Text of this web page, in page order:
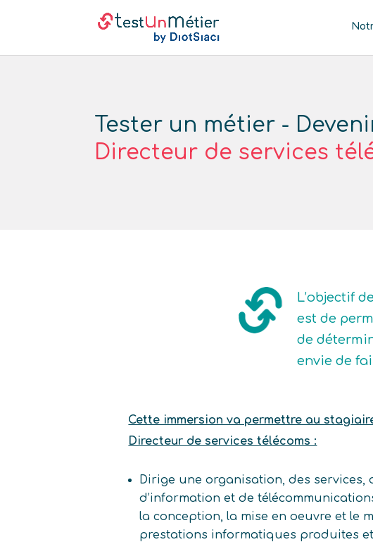
Tester un métier -
Directeur de services
L’objectif
est de
de
envie de
Cette immersion va permettre au
Directeur de services télécoms :
Dirige une organisation, des services,
d’information et de
la conception, la mise en oeuvre et le
prestations informatiques produites et